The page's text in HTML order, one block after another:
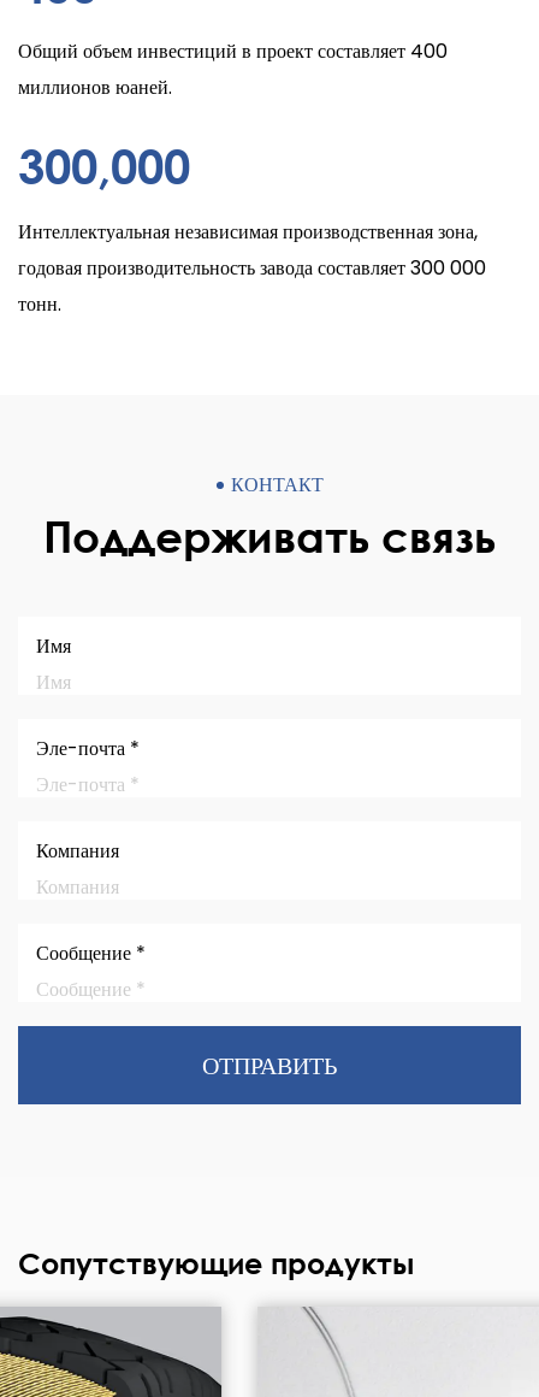
Общий объем инвестиций в проект составляет 400
миллионов юаней.
300,000
Интеллектуальная независимая производственная зона,
годовая производительность завода составляет 300 000
тонн.
КОНТАКТ
Поддерживать связь
Имя
Эле-почта *
Компания
Сообщение *
ОТПРАВИТЬ
Сопутствующие продукты